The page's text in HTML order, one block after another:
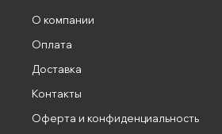
О компании
Оплата
Доставка
Контакты
Оферта и конфиденциальность